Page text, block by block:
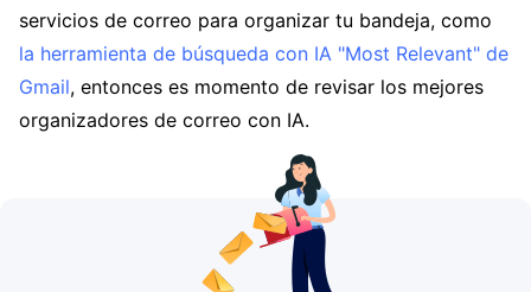
servicios de correo para organizar tu bandeja, como
la herramienta de búsqueda con IA "Most Relevant" de
Gmail, entonces es momento de revisar los mejores
organizadores de correo con IA.